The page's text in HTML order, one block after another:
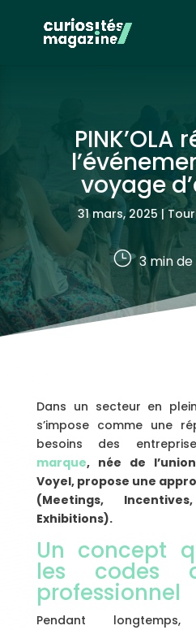
PINK’OLA
voyage
31 mars, 2025 |
} 3min
Dans un secteur en
s’impose comme une
besoins des
marque, née de
Voyel, propose une
(Meetings,
Exhibitions).
Un concept
les codes
professionnel
Pendant